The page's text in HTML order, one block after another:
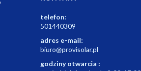
telefon:
501440309
adres e-mail:
biuro@provisolar.pl
godziny otwarcia :